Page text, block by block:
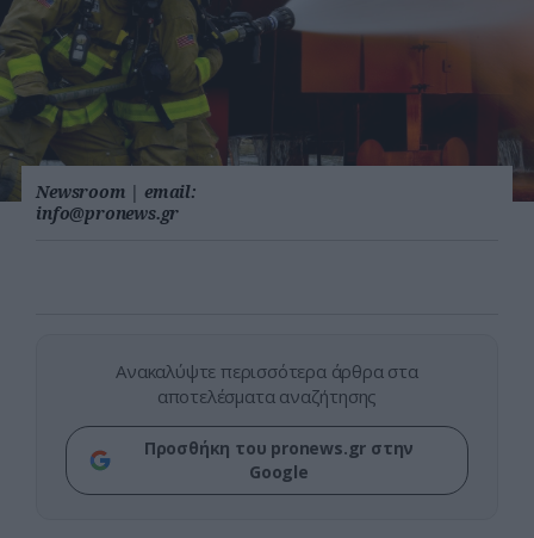
Newsroom | email:
info@pronews.gr
Ανακαλύψτε περισσότερα άρθρα στα
αποτελέσματα αναζήτησης
Προσθήκη του pronews.gr στην
Google